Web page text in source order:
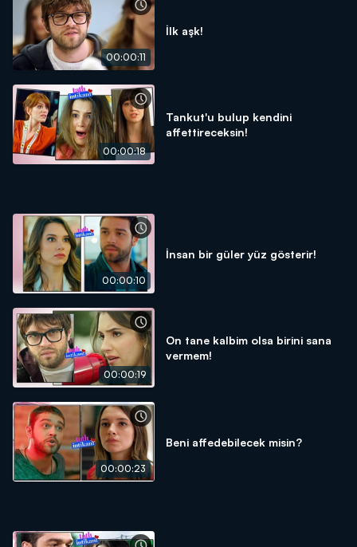
00:00:11
İlk aşk!
00:00:18
Tankut'u bulup kendini
affettireceksin!
00:00:10
İnsan bir güler yüz gösterir!
00:00:19
On tane kalbim olsa birini sana
vermem!
00:00:23
Beni affedebilecek misin?